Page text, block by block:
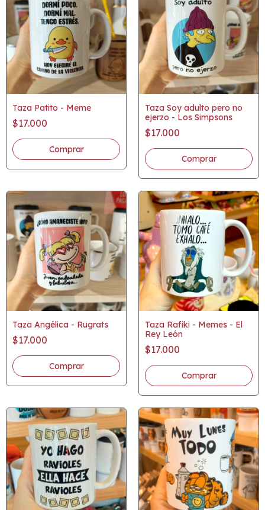
Taza Patito - Meme
$17.000
Taza Soy adulto pero no
ejerzo - Los Simpsons
$17.000
Taza Angélica - Rugrats
$17.000
Taza Rafiki - Memes - El
Rey León
$17.000